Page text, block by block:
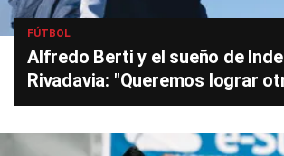
FÚTBOL
Alfredo Berti y el sueño de
Rivadavia: "Queremos lograr